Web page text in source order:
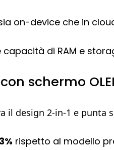
on-device che in
di RAM e
schermo
il design 2-in-1 e punta
rispetto al modello